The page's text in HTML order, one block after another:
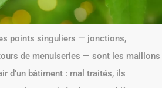
points singuliers — jonctions,
de menuiseries — sont les maillons
d’un bâtiment : mal traités, ils